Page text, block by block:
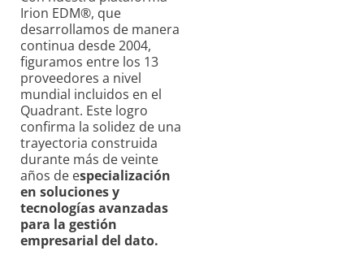
Irion EDM®, que
desarrollamos de manera
continua desde 2004,
figuramos entre los 13
proveedores a nivel
mundial incluidos en el
Quadrant. Este logro
confirma la solidez de una
trayectoria construida
durante más de veinte
años de especialización
en soluciones y
tecnologías avanzadas
para la gestión
empresarial del dato.